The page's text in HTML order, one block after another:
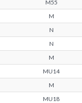
M55
M
N
N
M
MU14
M
MU18